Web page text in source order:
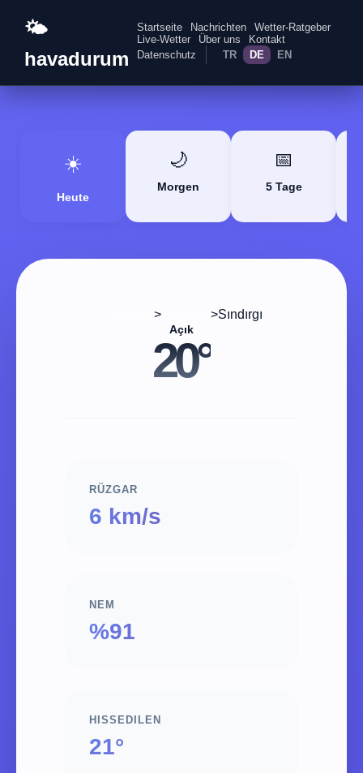
🌤️
havadurum
Startseite Nachrichten
Wetter-Ratgeber
Live-Wetter
Über uns
Kontakt
Datenschutz
TR DE EN
☀️
Heute
🌙
Morgen
📅
5 Tage
> >Sındırgı
Açık
20°
RÜZGAR
6 km/s
NEM
%91
HISSEDILEN
21°